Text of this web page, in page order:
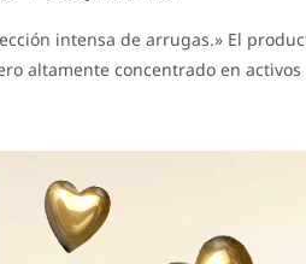
intensa de arrugas.» El
altamente concentrado en